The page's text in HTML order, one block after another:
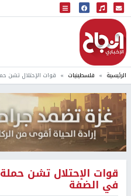
البث المباشر
إذاعة النجاح
الرئيسية فلسطينيات قوات الإحتلال تشن
قوات الإحتلال تشن
في الضفة